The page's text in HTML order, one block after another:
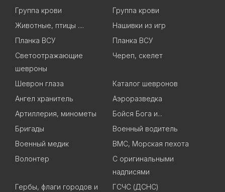
Группа крови
Группа крови
Животные, птицы ....
Нашивки из игр
Планка ВСУ
Планка ВСУ
Светоотражающие
шевроны
Череп, скелет
Шеврон глаза
Каталог шевронов
Ангел хранитель
Аэроразведка
Артиллерия, минометы
Бойся Бога и...
Бригады
Военный водитель
Военный медик
ВМС, Морская пехота
Волонтер
С оригинальными
надписями
Гербы, флаги городов и
ГСЧС (ДСНС)